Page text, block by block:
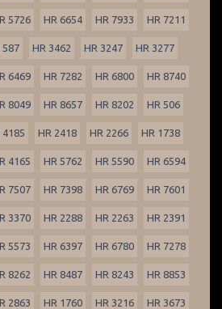
5726 HR 6654 HR 7933 HR 7211
587 HR 3462 HR 3247 HR 3277
6469 HR 7282 HR 6800 HR 8740
8049 HR 8657 HR 8202 HR 506
4185 HR 2418 HR 2266 HR 1738
4165 HR 5762 HR 5590 HR 6594
7507 HR 7398 HR 6769 HR 7601
3370 HR 2288 HR 2263 HR 2391
5573 HR 6397 HR 6780 HR 7278
8262 HR 8487 HR 8243 HR 8853
2863 HR 1760 HR 3216 HR 3673